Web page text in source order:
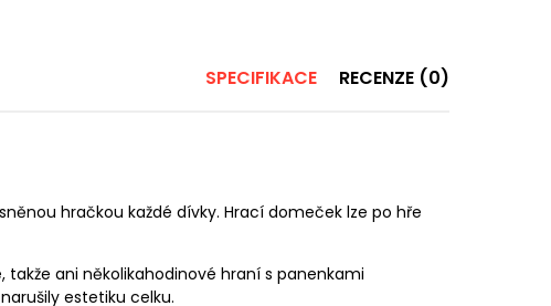
SPECIFIKACE RECENZE (0)
hračkou každé dívky. Hrací domeček lze po hře
ani několikahodinové hraní s panenkami
estetiku celku.